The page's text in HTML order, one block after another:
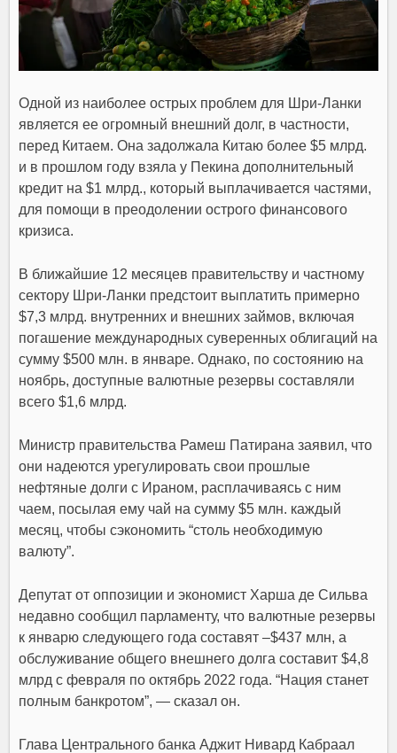
Одной из наиболее острых проблем для Шри-Ланки
является ееогромный внешний долг, в частности,
перед Китаем.Она задолжала Китаю более $5 млрд.
и в прошлом году взяла у Пекина дополнительный
кредит на $1 млрд., который выплачивается частями,
для помощи в преодолении острого финансового
кризиса.
В ближайшие 12 месяцев правительству и частному
сектору Шри-Ланки предстоит выплатить примерно
$7,3 млрд. внутренних и внешних займов, включая
погашение международных суверенных облигаций на
сумму $500 млн. в январе. Однако, по состоянию на
ноябрь, доступные валютные резервы составляли
всего $1,6 млрд.
Министр правительства Рамеш Патирана заявил, что
они надеются урегулировать свои прошлые
нефтяные долги с Ираном, расплачиваясь с ним
чаем, посылая ему чай на сумму $5 млн. каждый
месяц, чтобы сэкономить “столь необходимую
валюту”.
Депутат от оппозиции и экономист Харша де Сильва
недавно сообщил парламенту, что валютные резервы
к январю следующего года составят –$437 млн, а
обслуживание общего внешнего долга составит $4,8
млрд с февраля по октябрь 2022 года. “Нация станет
полным банкротом”, — сказал он.
Глава Центрального банка Аджит Нивард Кабраал